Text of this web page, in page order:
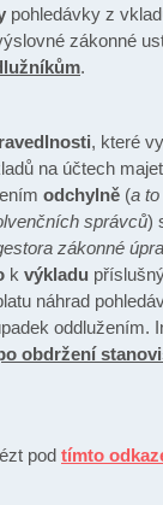
pohledávky z
zákonné
.
, které
na účtech
odchylně (a
správců)
zákonné
k výkladu
náhrad
oddlužením.
obdržení
pod tímto